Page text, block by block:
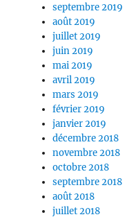
septembre 2019
août 2019
juillet 2019
juin 2019
mai 2019
avril 2019
mars 2019
février 2019
janvier 2019
décembre 2018
novembre 2018
octobre 2018
septembre 2018
août 2018
juillet 2018